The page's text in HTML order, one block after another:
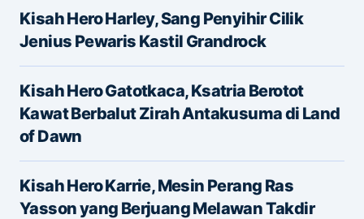
Alamat email Anda tidak akan dipublikasikan.
Ruas yang wajib ditandai*
Message*
Kisah Hero Harley, Sang Penyihir Cilik
Jenius Pewaris Kastil Grandrock
Kisah Hero Gatotkaca, Ksatria Berotot
Kawat Berbalut Zirah Antakusuma di Land
of Dawn
Kisah Hero Karrie, Mesin Perang Ras
Yasson yang Berjuang Melawan Takdir